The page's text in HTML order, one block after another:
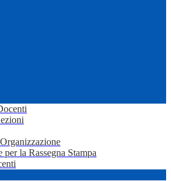
per la Rassegna Stampa